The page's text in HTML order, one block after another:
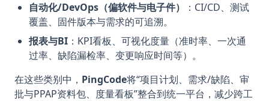
自动化/DevOps（偏软件与电子件）
：CI/CD、测试
覆盖、固件版本与需求的可追溯。
报表与BI ：KPI看板、可视化度量（准时率、一次通
过率、缺陷漏检率、变更响应时间等）。
在这些类别中， PingCode将“项目计划、需求/缺陷、审
批与PPAP资料包、度量看板”整合到统一平台，减少跨工